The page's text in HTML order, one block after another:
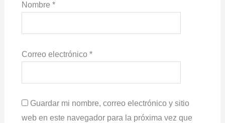
Nombre *
Correo electrónico *
Guardar mi nombre, correo electrónico y sitio
web en este navegador para la próxima vez que